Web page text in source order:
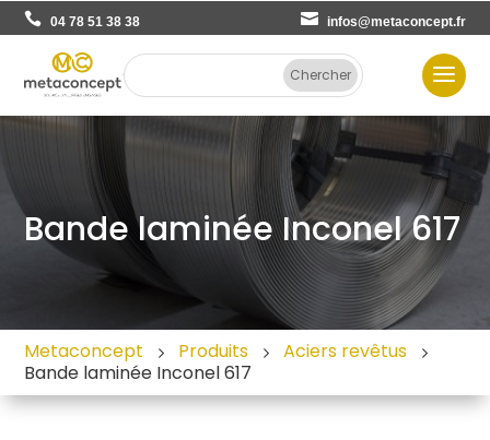
04 78 51 38 38 infos@metaconcept.fr
Bande laminée Inconel 617
Metaconcept Produits
Aciers revêtus
Bande laminée Inconel 617